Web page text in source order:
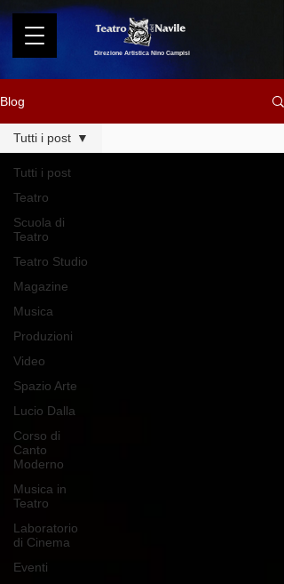
Direzione Artistica Nino Campisi
Blog
Tutti i post
Teatro
Scuola di
Teatro
Teatro Studio
Magazine
Musica
Produzioni
Video
Spazio Arte
Lucio Dalla
Corso di
Canto
Moderno
Musica in
Teatro
Laboratorio
di Cinema
Eventi
Tutti i post